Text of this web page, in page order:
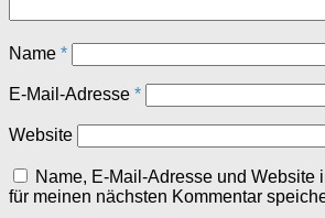
Name *
E-Mail-Adresse *
Website
Name, E-Mail-Adresse und Website
für meinen nächsten Kommentar